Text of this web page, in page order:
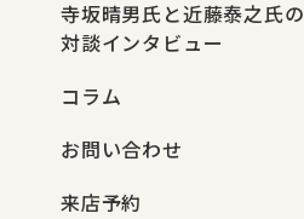
寺坂晴男氏と近藤泰之氏の
対談インタビュー
コラム
お問い合わせ
来店予約